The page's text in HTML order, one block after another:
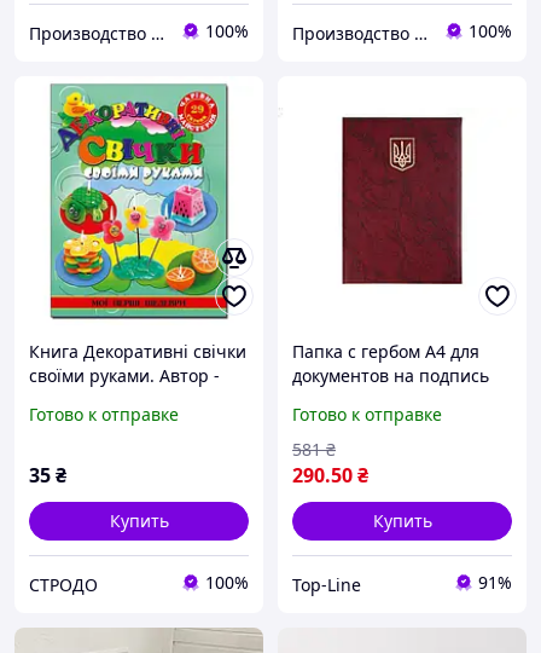
Производство гипсовых 3D панелей и лепного декора 100% Производство гипсовых 3D панелей и лепного декора 100%
Книга Декоративні свічки
своїми руками. Автор -
Готово к отправке
35₴
Купить
СТРОДО 100%
Папка с гербом А4 для
документов на подпись
обложкой и
декоративным
нанесением
Готово к отправке
290.50₴
581 ₴
Купить
Top-Line 91%